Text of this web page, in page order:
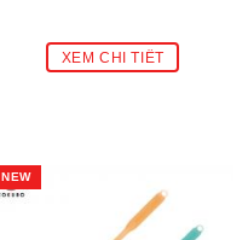
NEW